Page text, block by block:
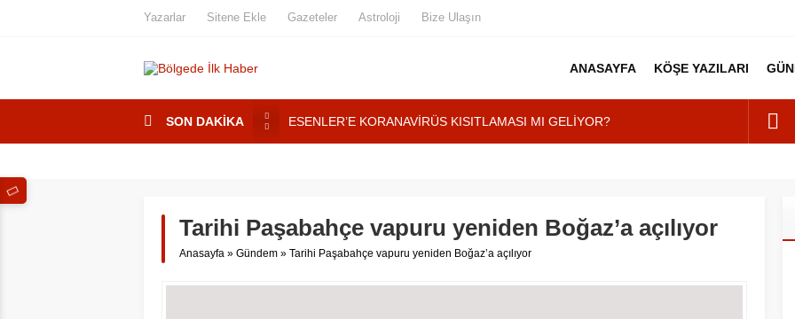
Yazarlar Sitene Ekle Gazeteler Astroloji Bize Ulaşın
ANASAYFA KÖŞE YAZILARI
SON DAKİKA
ESENLER’E KORANAVİRÜS KISITLAMASI MI GELİYOR?
ESENLER’DE ”KORONAVİRÜS DENETİMİ”
Tatilde Takirdağ’a Tatilci Akını
Tarihi Paşabahçe vapuru yeniden Boğaz’a açılıyor
Anasayfa » Gündem » Tarihi Paşabahçe vapuru yeniden Boğaz’a açılıyor